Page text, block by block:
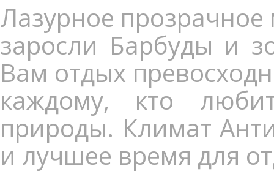
Лазурное
заросли Барбуды и
Вам отдых
каждому, кто
природы. Климат
и лучшее время для